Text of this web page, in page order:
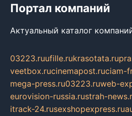
Портал компаний
Актуальный каталог
03223.ruufille.rukrasotata.ru
veetbox.rucinemapost.ruciam-
mega-press.ru03223.ruweb-
eurovision-russia.rustrah-
itrack-24.rusexshopexpress.ru